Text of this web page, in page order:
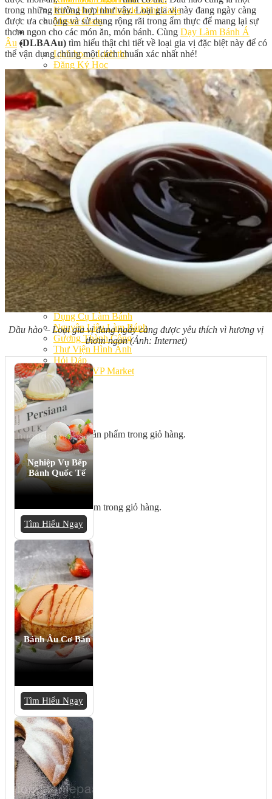
Khóa Học Handmade Mini Cake
Master Class
Chuyên Đề
Khai Giảng
Lịch học – Lịch thi
Đăng Ký Học
Công Thức
Cách Làm Bánh Việt
Cách Làm Bánh Âu
Cách Làm Bánh Kem
Cách Làm Bánh Mì
Cách Làm Bánh Trung Thu
Cách Làm Bánh Flan
Cách Làm Bánh Bao
Cách Làm Bánh Bông Lan
Cách Làm Bánh Su Kem
Cách làm bánh CupCake
Cách Làm Bánh Pizza
Cách làm bánh chay
Cách Làm Kẹo – Mứt
Video
Tin tức
Tin Tổng Hợp
Hướng Nghiệp Á Âu
Bếp Nhà Kate
Kinh Nghiệm Kinh Doanh
Cơ Hội Việc Làm
Kiến Thức – Kỹ Năng
Dụng Cụ Làm Bánh
Nguyên Liệu Làm Bánh
Gương Thành Công
Thư Viện Hình Ảnh
Hỏi Đáp
Siêu thị ĐVP Market
Việc Làm
Chưa có sản phẩm trong giỏ hàng.
Giỏ hàng
Chưa có sản phẩm trong giỏ hàng.
trong những trường hợp như vậy. Loại gia vị này đang ngày càng
được ưa chuộng và sử dụng rộng rãi trong ẩm thực để mang lại sự
thơm ngon cho các món ăn, món bánh. Cùng Dạy Làm Bánh Á
Âu (DLBAAu) tìm hiểu thật chi tiết về loại gia vị đặc biệt này để có
thể vận dụng chúng một cách chuẩn xác nhất nhé!
Dầu hào – Loại gia vị đang ngày càng được yêu thích vì hương vị
thơm ngon (Ảnh: Internet)
Nghiệp Vụ Bếp
Bánh Quốc Tế
Tìm Hiểu Ngay
Bánh Âu Cơ Bản
Tìm Hiểu Ngay